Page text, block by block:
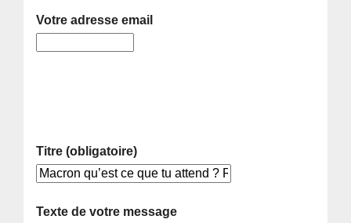
Votre adresse email
Titre (obligatoire)
Texte de votre message